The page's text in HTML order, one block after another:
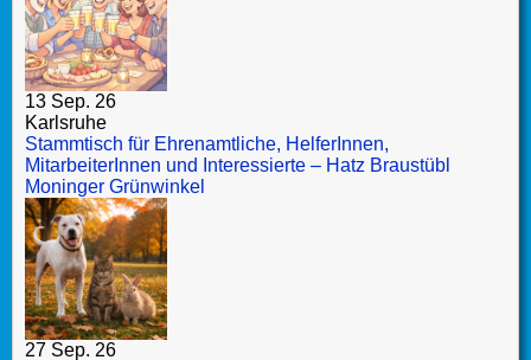
13 Sep. 26
Karlsruhe
Stammtisch für Ehrenamtliche, HelferInnen,
MitarbeiterInnen und Interessierte – Hatz Braustübl
Moninger Grünwinkel
27 Sep. 26